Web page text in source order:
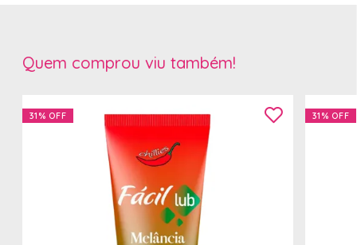
Quem comprou viu também!
31% OFF 31% OFF